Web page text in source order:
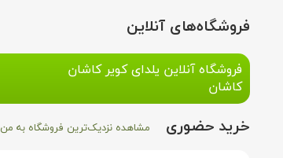
فروشگاه‌های آنلاین
فروشگاه آنلاین یلدای کویر کاشان
کاشان
خرید حضوری مشاهده نزدیک‌ترین فروشگاه به من